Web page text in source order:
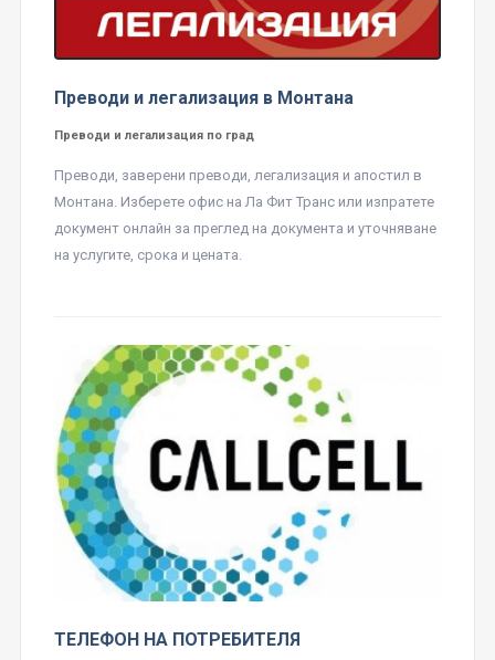
Преводи и легализация в Монтана
Преводи и легализация по град
Преводи, заверени преводи, легализация и апостил в
Монтана. Изберете офис на Ла Фит Транс или изпратете
документ онлайн за преглед на документа и уточняване
на услугите, срока и цената.
ТЕЛЕФОН НА ПОТРЕБИТЕЛЯ